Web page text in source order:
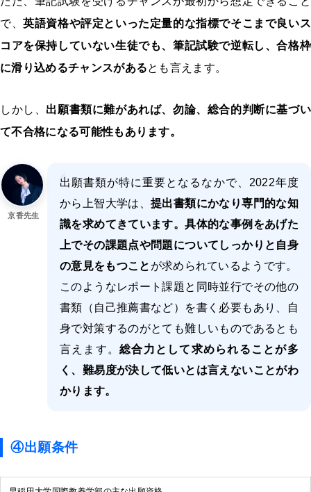
で、英語資格や評定といった定量的な指標でそこまで良いス
コアを保持していない生徒でも、筆記試験で逆転し、合格枠
に滑り込めるチャンスがあるとも言えます。
しかし、 出願書類に難があれば、勿論、総合的判断に基づい
て不合格になる可能性もあります。
京香先生
出願書類が特に重要となるなかで、2022年度
から上智大学は、提出書類にかなり専門的な知
識を求めてきています。具体的な事例をあげた
上でその課題点や問題についてしっかりと自身
の意見をもつこと が求められているようです。
このようなレポート課題と同時並行でその他の
書類（自己推薦書など）を書く必要もあり、自
身で対策するのがとても難しいものであるとも
言えます。総合力として求められることが多
く、難易度が決して低いとは言えないことがわ
かります。
④出願条件